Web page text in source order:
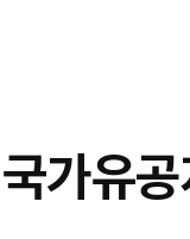
가유공